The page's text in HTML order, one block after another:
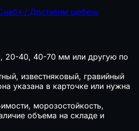
/ Доставим щебень
20-40, 40-70 мм или другую по
известняковый, гравийный
указана в карточке или нужна
морозостойкость,
объема на складе и